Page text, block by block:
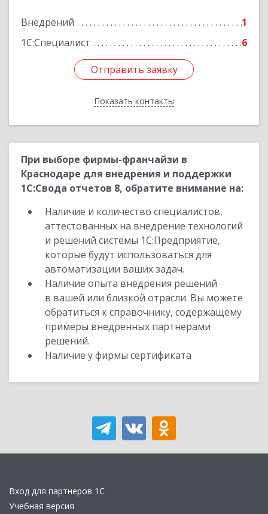
Внедрений
1
1С:Специалист
6
Отправить заявку
Показать контакты
Подробнее
Отправить заявку
Назад
При выборе фирмы-франчайзи в
Краснодаре для внедрения и поддержки
1С:Свода отчетов 8, обратите внимание на:
Наличие и количество специалистов,
аттестованных на внедрение технологий
и решений системы 1С:Предприятие,
которые будут использоваться для
автоматизации ваших задач.
Наличие опыта внедрения решений
в вашей или близкой отрасли. Вы можете
обратиться к справочнику, содержащему
примеры внедренных партнерами
решений.
Наличие у фирмы сертификата
Вход для партнеров 1С
Учебная версия